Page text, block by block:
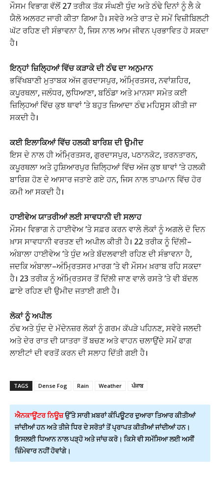
ਮੌਸਮ ਵਿਭਾਗ ਵੱਲੋਂ 27 ਤਰੀਕ ਤੱਕ ਸੰਘਣੀ ਧੁੰਦ ਅਤੇ ਠੰਢੇ ਦਿਨਾਂ ਨੂੰ ਲੈ ਕੇ
ਯੈਲੋ ਅਲਰਟ ਜਾਰੀ ਕੀਤਾ ਗਿਆ ਹੈ। ਸਵੇਰੇ ਅਤੇ ਰਾਤ ਦੇ ਸਮੇਂ ਵਿਜ਼ੀਬਿਲਟੀ
ਘੱਟ ਰਹਿਣ ਦੀ ਸੰਭਾਵਨਾ ਹੈ, ਜਿਸ ਨਾਲ ਆਮ ਜੀਵਨ ਪ੍ਰਭਾਵਿਤ ਹੋ ਸਕਦਾ
ਹੈ।
ਇਨ੍ਹਾਂ ਜ਼ਿਲ੍ਹਿਆਂ ਵਿੱਚ ਕੜਾਕੇ ਦੀ ਠੰਢ ਦਾ ਅਨੁਮਾਨ
ਭਵਿੱਖਬਾਣੀ ਮੁਤਾਬਕ ਅੱਜ ਗੁਰਦਾਸਪੁਰ, ਅੰਮ੍ਰਿਤਸਰ, ਨਵਾਂਸ਼ਹਿਰ,
ਕਪੂਰਥਲਾ, ਜਲੰਧਰ, ਲੁਧਿਆਣਾ, ਬਠਿੰਡਾ ਅਤੇ ਮਾਨਸਾ ਸਮੇਤ ਕਈ
ਜ਼ਿਲ੍ਹਿਆਂ ਵਿੱਚ ਕੁਝ ਥਾਵਾਂ ’ਤੇ ਬਹੁਤ ਜ਼ਿਆਦਾ ਠੰਢ ਮਹਿਸੂਸ ਕੀਤੀ ਜਾ
ਸਕਦੀ ਹੈ।
ਕਈ ਇਲਾਕਿਆਂ ਵਿੱਚ ਹਲਕੀ ਬਾਰਿਸ਼ ਦੀ ਉਮੀਦ
ਇਸ ਦੇ ਨਾਲ ਹੀ ਅੰਮ੍ਰਿਤਸਰ, ਗੁਰਦਾਸਪੁਰ, ਪਠਾਨਕੋਟ, ਤਰਨਤਾਰਨ,
ਕਪੂਰਥਲਾ ਅਤੇ ਹੁਸ਼ਿਆਰਪੁਰ ਜ਼ਿਲ੍ਹਿਆਂ ਵਿੱਚ ਅੱਜ ਕੁਝ ਥਾਵਾਂ ’ਤੇ ਹਲਕੀ
ਬਾਰਿਸ਼ ਹੋਣ ਦੇ ਆਸਾਰ ਜਤਾਏ ਗਏ ਹਨ, ਜਿਸ ਨਾਲ ਤਾਪਮਾਨ ਵਿੱਚ ਹੋਰ
ਕਮੀ ਆ ਸਕਦੀ ਹੈ।
ਹਾਈਵੇਅ ਯਾਤਰੀਆਂ ਲਈ ਸਾਵਧਾਨੀ ਦੀ ਸਲਾਹ
ਮੌਸਮ ਵਿਭਾਗ ਨੇ ਹਾਈਵੇਅ ’ਤੇ ਸਫ਼ਰ ਕਰਨ ਵਾਲੇ ਲੋਕਾਂ ਨੂੰ ਅਗਲੇ ਦੋ ਦਿਨ
ਖ਼ਾਸ ਸਾਵਧਾਨੀ ਵਰਤਣ ਦੀ ਅਪੀਲ ਕੀਤੀ ਹੈ। 22 ਤਰੀਕ ਨੂੰ ਦਿੱਲੀ–
ਅੰਬਾਲਾ ਹਾਈਵੇਅ ’ਤੇ ਧੁੰਦ ਅਤੇ ਬੱਦਲਵਾਈ ਰਹਿਣ ਦੀ ਸੰਭਾਵਨਾ ਹੈ,
ਜਦਕਿ ਅੰਬਾਲਾ–ਅੰਮ੍ਰਿਤਸਰ ਮਾਰਗ ’ਤੇ ਵੀ ਮੌਸਮ ਖ਼ਰਾਬ ਰਹਿ ਸਕਦਾ
ਹੈ। 23 ਤਰੀਕ ਨੂੰ ਅੰਮ੍ਰਿਤਸਰ ਤੋਂ ਦਿੱਲੀ ਜਾਣ ਵਾਲੇ ਰਸਤੇ ’ਤੇ ਵੀ ਬੱਦਲ
ਛਾਏ ਰਹਿਣ ਦੀ ਉਮੀਦ ਜਤਾਈ ਗਈ ਹੈ।
ਲੋਕਾਂ ਨੂੰ ਅਪੀਲ
ਠੰਢ ਅਤੇ ਧੁੰਦ ਦੇ ਮੱਦੇਨਜ਼ਰ ਲੋਕਾਂ ਨੂੰ ਗਰਮ ਕੱਪੜੇ ਪਹਿਨਣ, ਸਵੇਰੇ ਜਲਦੀ
ਅਤੇ ਦੇਰ ਰਾਤ ਦੀ ਯਾਤਰਾ ਤੋਂ ਬਚਣ ਅਤੇ ਵਾਹਨ ਚਲਾਉਂਦੇ ਸਮੇਂ ਫਾਗ
ਲਾਈਟਾਂ ਦੀ ਵਰਤੋਂ ਕਰਨ ਦੀ ਸਲਾਹ ਦਿੱਤੀ ਗਈ ਹੈ।
TAGS Dense Fog Rain Weather ਪੰਜਾਬ
ਐਨਕਾਊਂਟਰ ਨਿਊਜ਼ਉੱਤੇ ਸਾਰੀ ਖ਼ਬਰਾਂ ਕੰਪਿਊਟਰ ਦੁਆਰਾ ਤਿਆਰ ਕੀਤੀਆਂ
ਜਾਂਦੀਆਂ ਹਨ ਅਤੇ ਤੀਜੇ ਧਿਰ ਦੇ ਸਰੋਤਾਂ ਤੋਂ ਪ੍ਰਾਪਤ ਕੀਤੀਆਂ ਜਾਂਦੀਆਂ ਹਨ।
ਇਸਲਈ ਧਿਆਨ ਨਾਲ ਪੜ੍ਹੋ ਅਤੇ ਜਾਂਚ ਕਰੋ। ਕਿਸੇ ਵੀ ਸਮੱਸਿਆ ਲਈ ਅਸੀਂ
ਜ਼ਿੰਮੇਵਾਰ ਨਹੀਂ ਹੋਵਾਂਗੇ।